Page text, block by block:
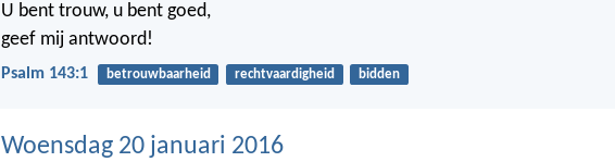
U bent trouw, u bent goed,
geef mij antwoord!
Psalm 143:1 betrouwbaarheid rechtvaardigheid bidden
Woensdag 20 januari 2016